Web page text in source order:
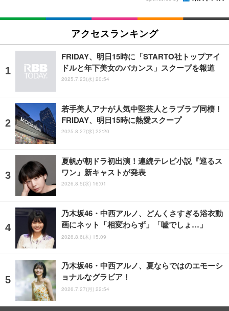
アクセスランキング
FRIDAY、明日15時に「STARTO社トップアイ
ドルと年下美女のバカンス」スクープを報道
2025.7.23(水) 20:54
若手美人アナが人気中堅芸人とラブラブ同棲！
FRIDAY、明日15時に熱愛スクープ
2025.8.27(水) 22:20
夏帆が朝ドラ初出演！連続テレビ小説『巡るス
ワン』新キャストが発表
2026.8.5(水) 16:01
乃木坂46・中西アルノ、どんくさすぎる浴衣動
画にネット「相変わらず」「嘘でしょ…」
2026.8.6(木) 15:09
乃木坂46・中西アルノ、夏ならではのエモーシ
ョナルなグラビア！
2026.7.27(月) 22:54